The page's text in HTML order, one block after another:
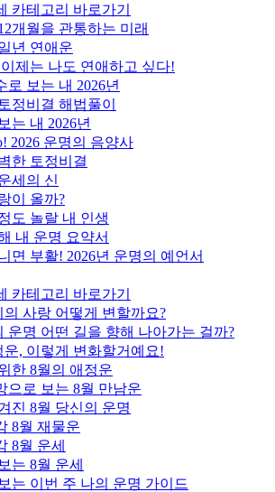
카테고리 바로가기
개월을 관통하는 미래
년 연애운
이제는 나도 연애하고 싶다!
로 보는 내 2026년
정비결 해법풀이
는 내 2026년
2026 운명의 음양사
한 토정비결
세의 신
이 올까?
도 놀랄 내 인생
내 운명 요약서
면 부활! 2026년 운명의 예언서
카테고리 바로가기
의 사랑 어떻게 변할까요?
운명 어떤 길을 향해 나아가는 걸까?
운, 이렇게 변화할거예요!
한 8월의 애정운
으로 보는 8월 만남운
진 8월 당신의 운명
8월 재물운
8월 운세
는 8월 운세
는 이번 주 나의 운명 가이드